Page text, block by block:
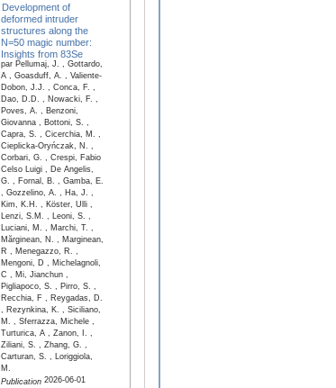
Development of
deformed intruder
structures along the
N=50 magic number:
Insights from 83Se
par Pellumaj, J. , Gottardo,
A , Goasduff, A. , Valiente-
Dobon, J.J. , Conca, F. ,
Dao, D.D. , Nowacki, F. ,
Poves, A. , Benzoni,
Giovanna , Bottoni, S. ,
Capra, S. , Cicerchia, M. ,
Cieplicka-Oryńczak, N. ,
Corbari, G. , Crespi, Fabio
Celso Luigi , De Angelis,
G. , Fornal, B. , Gamba, E.
, Gozzelino, A. , Ha, J. ,
Kim, K.H. , Köster, Ulli ,
Lenzi, S.M. , Leoni, S. ,
Luciani, M. , Marchi, T. ,
Mărginean, N. , Marginean,
R , Menegazzo, R. ,
Mengoni, D , Michelagnoli,
C , Mi, Jianchun ,
Pigliapoco, S. , Pirro, S. ,
Recchia, F , Reygadas, D.
, Rezynkina, K. , Siciliano,
M. , Sferrazza, Michele ,
Turturica, A , Zanon, I. ,
Ziliani, S. , Zhang, G. ,
Carturan, S. , Loriggiola,
M.
Publication2026-06-01